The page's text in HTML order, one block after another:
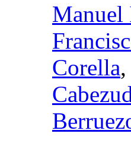
Manuel
Corella